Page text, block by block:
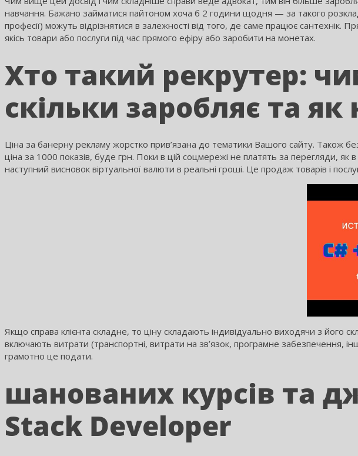
навчання. Бажано займатися пайтоном хоча б 2 години щодня — за такого
професії) можуть відрізнятися в залежності від того, де саме працює сантехнік.
якісь товари або послуги під час прямого ефіру або заробити на монетах.
Хто такий рекрутер:
скільки заробляє та
Ціна за банерну рекламу жорстко прив’язана до тематики Вашого сайту. Також
ціна за 1000 показів, буде грн. Поки в цій соцмережі не платять за перегляди, як
наступний висновок віртуальної валюти в реальні гроші. Це продаж товарів і
Якщо справа клієнта складне, то ціну складають індивідуально виходячи з його
включають витрати (транспортні, витрати на зв’язок, програмне забезпечення,
грамотно це подати.
шанованих курсів та
Stack Developer